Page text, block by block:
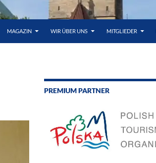
MAGAZIN WIR ÜBER UNS MITGLIEDER
PREMIUM PARTNER